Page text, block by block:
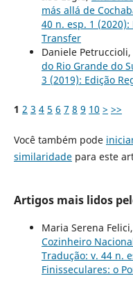
más allá de
40 n. esp. 1
Transfer
Daniele Petruccioli,
do Rio Grande do
3 (2019): Edição
1 2 3 4 5 6 7 8 9 10 > >>
Você também pode
similaridadepara este
Artigos mais lidos
Maria Serena Felici,
Cozinheiro
Tradução: v. 44 n.
Finisseculares: o